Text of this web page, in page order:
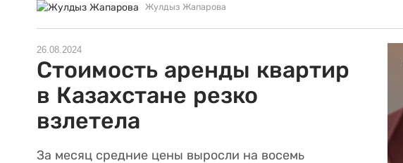
Жулдыз Жапарова
26.08.2024
Стоимость аренды квартир
в Казахстане резко
взлетела
За месяц средние цены выросли на восемь